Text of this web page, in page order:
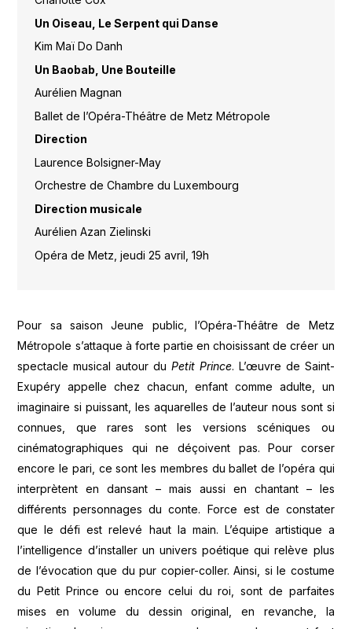
Un Oiseau, Le Serpent qui Danse
Kim Maï Do Danh
Un Baobab, Une Bouteille
Aurélien Magnan
Ballet de l’Opéra-Théâtre de Metz Métropole
Direction
Laurence Bolsigner-May
Orchestre de Chambre du Luxembourg
Direction musicale
Aurélien Azan Zielinski
Opéra de Metz, jeudi 25 avril, 19h
Pour sa saison Jeune public, l’Opéra-Théâtre de Metz
Métropole s’attaque à forte partie en choisissant de créer un
spectacle musical autour du Petit Prince. L’œuvre de Saint-
Exupéry appelle chez chacun, enfant comme adulte, un
imaginaire si puissant, les aquarelles de l’auteur nous sont si
connues, que rares sont les versions scéniques ou
cinématographiques qui ne déçoivent pas. Pour corser
encore le pari, ce sont les membres du ballet de l’opéra qui
interprètent en dansant – mais aussi en chantant – les
différents personnages du conte. Force est de constater
que le défi est relevé haut la main. L’équipe artistique a
l’intelligence d’installer un univers poétique qui relève plus
de l’évocation que du pur copier-coller. Ainsi, si le costume
du Petit Prince ou encore celui du roi, sont de parfaites
mises en volume du dessin original, en revanche, la